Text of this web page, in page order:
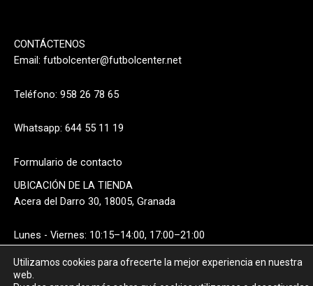
CONTÁCTENOS
Email: futbolcenter@futbolcenter.net
Teléfono: 958 26 78 65
Whatsapp: 644 55 11 19
Formulario de contacto
UBICACIÓN DE LA TIENDA
Acera del Darro 30, 18005, Granada
Lunes - Viernes: 10:15–14:00, 17:00–21:00
Sábado: 10:15–14:00
Utilizamos cookies para ofrecerte la mejor experiencia en nuestra
web.